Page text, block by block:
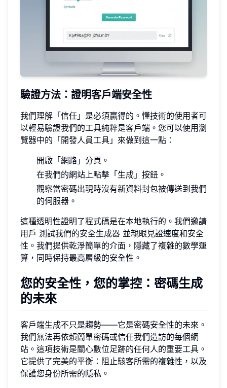
驗證方法：證明客戶端安全性
我們理解「信任」是必須贏得的。懂技術的使用者可
以輕易驗證我們的工具純粹是客戶端。您可以使用瀏
覽器中的「開發人員工具」來做到這一點：
開啟「網路」分頁。
在我們的網站上點擊「生成」按鈕。
觀察當密碼出現時沒有新資料封包被傳送到我們
的伺服器。
這種透明性證明了程式碼是在本地執行的。我們邀請
用戶 測試我們的安全生成器 並親眼見證速度和安全
性。我們提供乾淨簡單的介面，隱藏了複雜的數學運
算，同時保持最高層級的安全性。
您的安全性，您的掌控：密碼生成
的未來
客戶端生成不只是趨勢——它是密碼安全性的未來。
我們無法再依賴簡單密碼或信任我們造訪的每個網
站。這項技術是關心數位足跡的任何人的重要工具。
它提供了完美的平衡：阻止駭客所需的複雜性，以及
保護您身份所需的隱私。